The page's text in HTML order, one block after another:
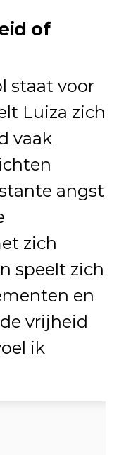
of
staat voor
Luiza zich
vaak
angst
zich
speelt zich
en
vrijheid
ik